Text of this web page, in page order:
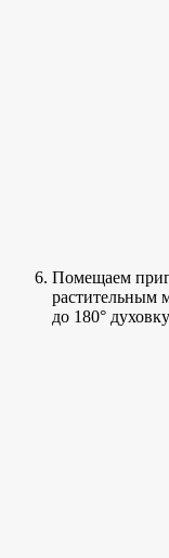
Помещаем
растительным
до 180°